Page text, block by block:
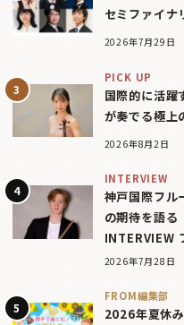
セミファイナ
2026年7月29日
PICK UP
国際的に活躍
が奏でる極上
2026年8月2日
INTERVIEW
神戸国際フル
の期待を語る
INTERVIEW
2026年7月28日
FROM編集部
2026年夏休